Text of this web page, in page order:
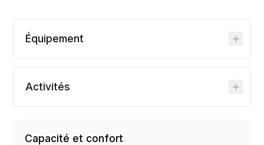
Équipement
Activités
Capacité et confort